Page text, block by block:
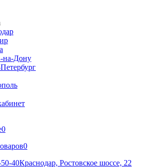
на-Дону
0
0
40Краснодар, Ростовское шоссе, 22